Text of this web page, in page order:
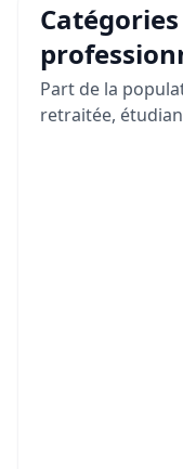
Part de la
retraitée,